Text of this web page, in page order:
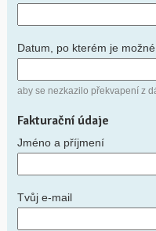
Datum, po kterém je
aby se nezkazilo překvapení z
Fakturační údaje
Jméno a příjmení
Tvůj e-mail